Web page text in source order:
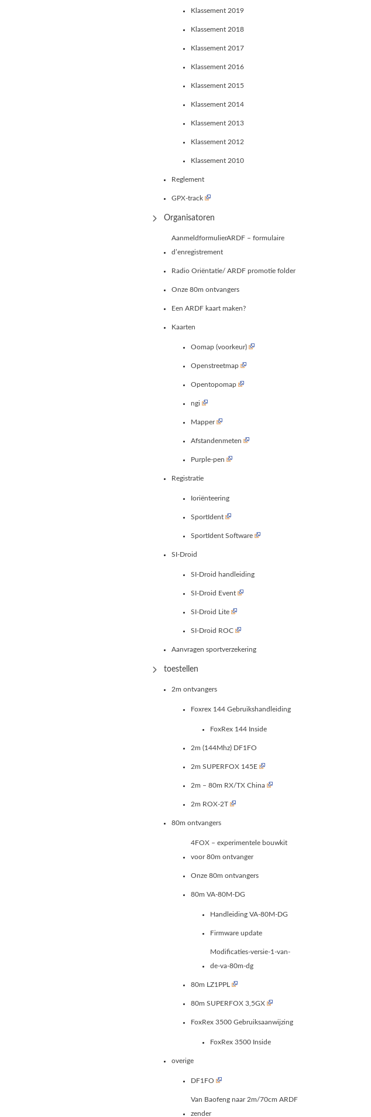
Klassement 2019
Klassement 2018
Klassement 2017
Klassement 2016
Klassement 2015
Klassement 2014
Klassement 2013
Klassement 2012
Klassement 2010
Reglement
GPX-track
Organisatoren
AanmeldformulierARDF – formulaire
d’enregistrement
Radio Oriëntatie/ ARDF promotie folder
Onze 80m ontvangers
Een ARDF kaart maken?
Kaarten
Oomap (voorkeur)
Openstreetmap
Opentopomap
ngi
Mapper
Afstandenmeten
Purple-pen
Registratie
Ioriënteering
SportIdent
SportIdent Software
SI-Droid
SI-Droid handleiding
SI-Droid Event
SI-Droid Lite
SI-Droid ROC
Aanvragen sportverzekering
toestellen
2m ontvangers
Foxrex 144 Gebruikshandleiding
FoxRex 144 Inside
2m (144Mhz) DF1FO
2m SUPERFOX 145E
2m – 80m RX/TX China
2m ROX-2T
80m ontvangers
4FOX – experimentele bouwkit
voor 80m ontvanger
Onze 80m ontvangers
80m VA-80M-DG
Handleiding VA-80M-DG
Firmware update
Modificaties-versie-1-van-
de-va-80m-dg
80m LZ1PPL
80m SUPERFOX 3,5GX
FoxRex 3500 Gebruiksaanwijzing
FoxRex 3500 Inside
overige
DF1FO
Van Baofeng naar 2m/70cm ARDF
zender